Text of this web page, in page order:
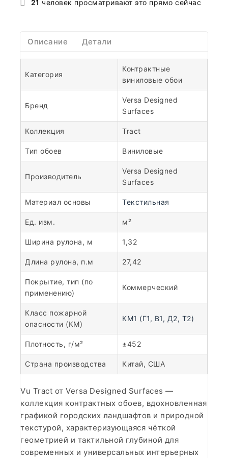
21 человек просматривают это прямо сейчас
Описание Детали
Категория
Контрактные
виниловые обои
Бренд
Versa Designed
Surfaces
Коллекция Tract
Тип обоев Виниловые
Производитель
Versa Designed
Surfaces
Материал основы Текстильная
Ед. изм. м²
Ширина рулона, м 1,32
Длина рулона, п.м 27,42
Покрытие, тип (по
применению)
Коммерческий
Класс пожарной
опасности (КМ)
КМ1 (Г1, В1, Д2, Т2)
Плотность, г/м² ±452
Страна производства Китай, США
Vu Tract от Versa Designed Surfaces —
коллекция контрактных обоев, вдохновленная
графикой городских ландшафтов и природной
текстурой, характеризующаяся чёткой
геометрией и тактильной глубиной для
современных и универсальных интерьерных